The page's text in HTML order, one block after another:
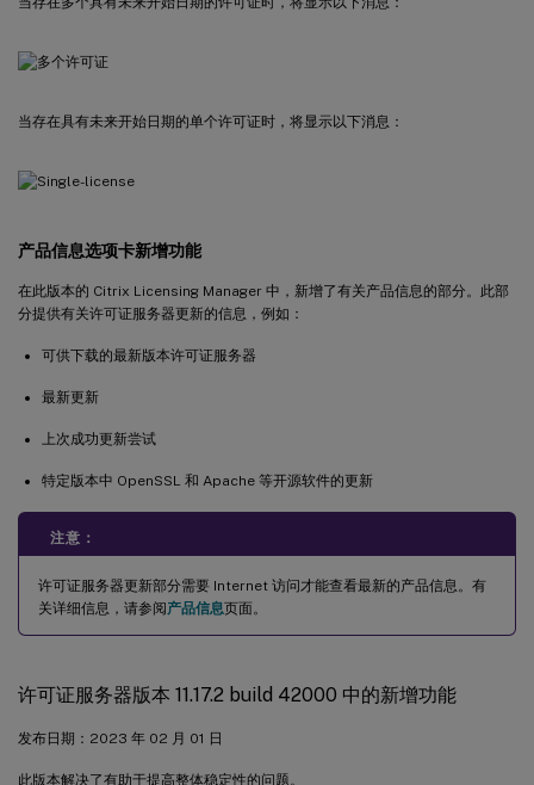
当存在具有未来开始日期的单个许可证时，将显示以下消息：
产品信息选项卡新增功能
在此版本的 Citrix Licensing Manager 中，新增了有关产品信息的部分。此部
分提供有关许可证服务器更新的信息，例如：
可供下载的最新版本许可证服务器
最新更新
上次成功更新尝试
特定版本中 OpenSSL 和 Apache 等开源软件的更新
注意：
许可证服务器更新部分需要 Internet 访问才能查看最新的产品信息。有
关详细信息，请参阅产品信息页面。
许可证服务器版本 11.17.2 build 42000 中的新增功能
发布日期：2023 年 02 月 01 日
此版本解决了有助于提高整体稳定性的问题。